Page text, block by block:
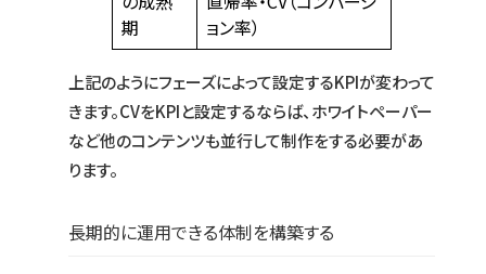
期
ョン率）
上記のようにフェーズによって設定するKPIが変わって
きます。CVをKPIと設定するならば、ホワイトペーパー
など他のコンテンツも並行して制作をする必要があ
ります。
長期的に運用できる体制を構築する